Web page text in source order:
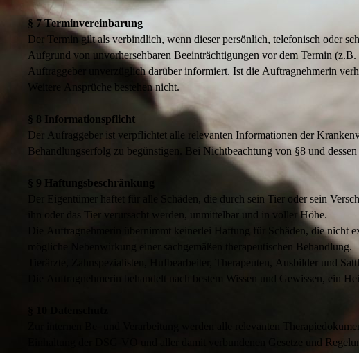
§ 7 Terminvereinbarung
Der Termin gilt als verbindlich, wenn dieser persönlich, telefonisch oder
Aufgrund von unvorhersehbaren Beeinträchtigungen vor dem Termin
Auftraggeber unverzüglich darüber informiert. Ist die Auftragnehmerin
Weitere Ansprüche bestehen nicht.
§ 8 Informationspflicht
Der Aufraggeber ist verpflichtet alle relevanten Informationen der
Behandlungserfolg zu begünstigen. Bei Nichtbeachtung von §8 und
§ 9 Haftungsbeschränkung
Der Eigentümer haftet für alle Schäden, die durch sein Tier oder sein
ihn oder das Tier verursacht werden, unmittelbar und in voller Höhe.
Die Auftragnehmerin übernimmt keinerlei Haftung für Schäden, die
mögliche Nebenwirkung einer sachgemäßen therapeutischen Behandlung.
Tierärzte, Zahnspezialisten, Hufbearbeiter, Therapeuten, Ausbilder und
Die Auftragnehmerin behandelt nach bestem Wissen und Gewissen, ein
Zur internen Be- und Verarbeitung werden alle relevanten
Einhaltung der DSG-VO und aller damit verbundenen Gesetze und